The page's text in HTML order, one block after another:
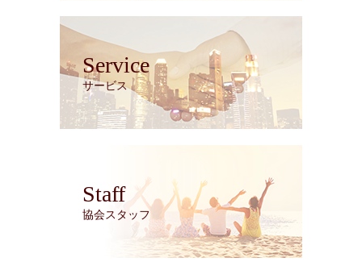
Service
サービス
Staff
協会スタッフ